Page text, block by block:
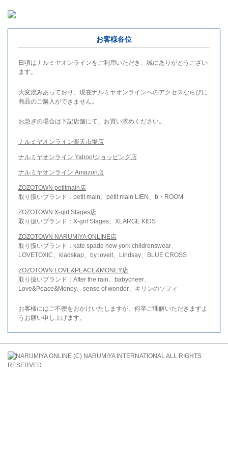
お客様各位
日頃はナルミヤオンラインをご利用いただき、誠にありがとうござい
ます。
大変混みあっており、現在ナルミヤオンラインへのアクセスならびに
商品のご購入ができません。
お急ぎの場合は下記店舗にて、お買い求めください。
ナルミヤオンライン楽天市場店
ナルミヤオンライン Yahoo!ショッピング店
ナルミヤオンライン Amazon店
ZOZOTOWN petitmain店
取り扱いブランド：petit main、petit main LIEN、b・ROOM
ZOZOTOWN X-girl Stages店
取り扱いブランド：X-girl Stages、XLARGE KIDS
ZOZOTOWN NARUMIYA ONLINE店
取り扱いブランド：kate spade new york childrenswear、
LOVETOXIC、kladskap、by loveit、Lindsay、BLUE CROSS
ZOZOTOWN LOVE&PEACE&MONEY店
取り扱いブランド：After the rain、babycheer、
Love&Peace&Money、sense of wonder、キリンのソフィ
お客様にはご不便をおかけいたしますが、何卒ご理解いただきますよ
うお願い申し上げます。